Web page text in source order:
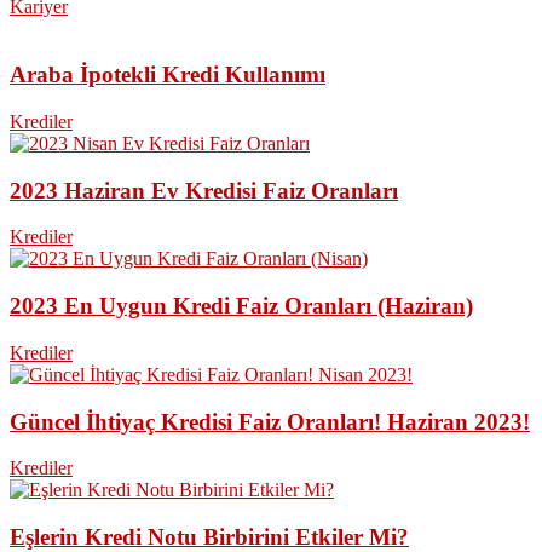
Kariyer
Araba İpotekli Kredi Kullanımı
Krediler
2023 Haziran Ev Kredisi Faiz Oranları
Krediler
2023 En Uygun Kredi Faiz Oranları (Haziran)
Krediler
Güncel İhtiyaç Kredisi Faiz Oranları! Haziran 2023!
Krediler
Eşlerin Kredi Notu Birbirini Etkiler Mi?